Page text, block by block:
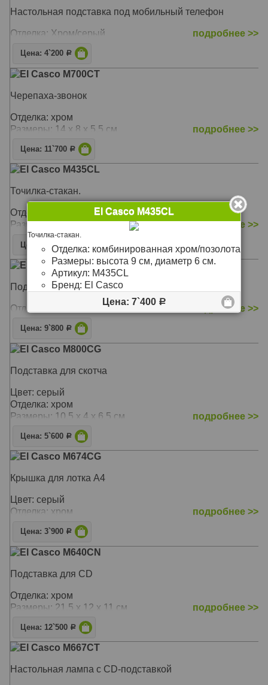
Настольная подставка под мобильный телефон
Отделка: Хром/серый подробнее >>
Цена: 4`200 Р
El Casco M700CT
Черепаха-звонок
Отделка: хром
Размеры: 14 x 8 x 5.5 см
подробнее >>
Цена: 11`700 Р
El Casco M435CL
Точилка-стакан.
Отделка: комбинированная хром/позолота
Размеры: высота 9 см, диаметр 6 см.
подробнее >>
Цена: 7`400
El Casco M672CT
Подставка для писем
Отделка: хром подробнее >>
Цена: 9`800 Р
El Casco M800CG
Подставка для скотча
Цвет: серый
Отделка: хром
Размеры: 10.5 x 4 x 6.5 см
подробнее >>
Цена: 5`600 Р
El Casco M674CG
Крышка для лотка A4
Цвет: серый
Отделка: хром
подробнее >>
Цена: 3`900 Р
El Casco M640CN
Подставка для CD
Отделка: хром
Размеры: 21.5 x 12 x 11 см
подробнее >>
Цена: 12`500 Р
El Casco M667CT
Настольная лампа с CD-подставкой
El Casco M435CL
Точилка-стакан.
Отделка: комбинированная хром/позолота
Размеры: высота 9 см, диаметр 6 см.
Артикул: M435CL
Бренд: El Casco
Цена: 7`400 Р